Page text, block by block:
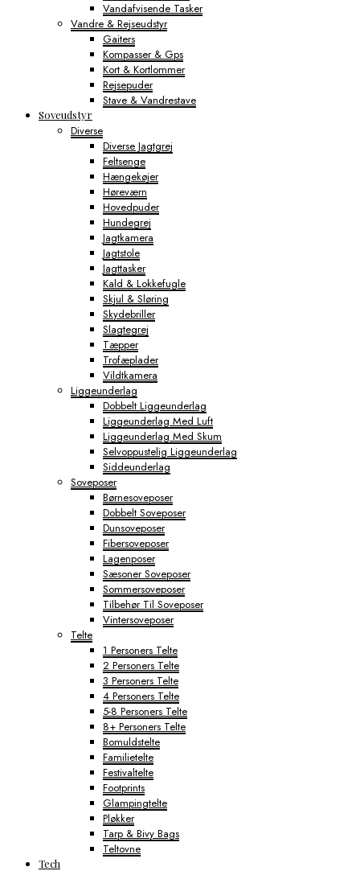
Vandafvisende Tasker
Vandre & Rejseudstyr
Gaiters
Kompasser & Gps
Kort & Kortlommer
Rejsepuder
Stave & Vandrestave
Soveudstyr
Diverse
Diverse Jagtgrej
Feltsenge
Hængekøjer
Høreværn
Hovedpuder
Hundegrej
Jagtkamera
Jagtstole
Jagttasker
Kald & Lokkefugle
Skjul & Sløring
Skydebriller
Slagtegrej
Tæpper
Trofæplader
Vildtkamera
Liggeunderlag
Dobbelt Liggeunderlag
Liggeunderlag Med Luft
Liggeunderlag Med Skum
Selvoppustelig Liggeunderlag
Siddeunderlag
Soveposer
Børnesoveposer
Dobbelt Soveposer
Dunsoveposer
Fibersoveposer
Lagenposer
Sæsoner Soveposer
Sommersoveposer
Tilbehør Til Soveposer
Vintersoveposer
Telte
1 Personers Telte
2 Personers Telte
3 Personers Telte
4 Personers Telte
5-8 Personers Telte
8+ Personers Telte
Bomuldstelte
Familietelte
Festivaltelte
Footprints
Glampingtelte
Pløkker
Tarp & Bivy Bags
Teltovne
Tech